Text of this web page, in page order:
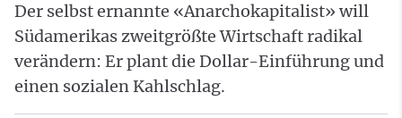
Der selbst ernannte «Anarchokapitalist» will
Südamerikas zweitgrößte Wirtschaft radikal
verändern: Er plant die Dollar-Einführung und
einen sozialen Kahlschlag.